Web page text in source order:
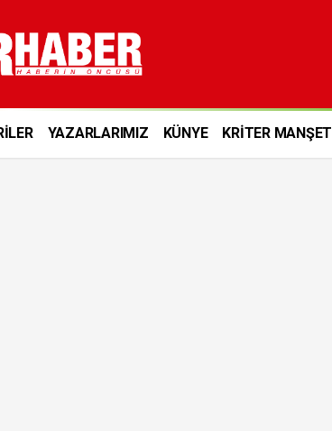
YAZARLARIMIZ KÜNYE KRİTER MANŞET